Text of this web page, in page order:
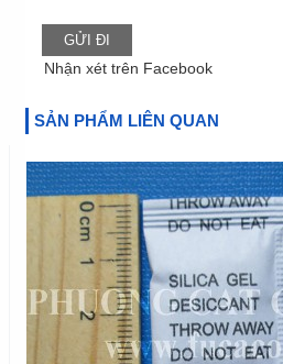
Nhận xét trên Facebook
SẢN PHẨM LIÊN QUAN